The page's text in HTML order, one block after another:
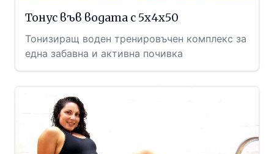
Тонус във водата с 5х4х50
Тонизиращ воден тренировъчен комплекс за
една забавна и активна почивка